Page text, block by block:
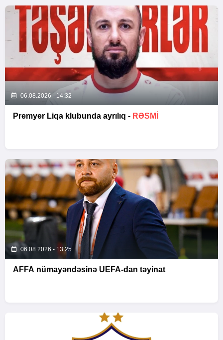
06.08.2026 - 14:32
Premyer Liqa klubunda ayrılıq - RƏSMİ
06.08.2026 - 13:25
AFFA nümayəndəsinə UEFA-dan təyinat